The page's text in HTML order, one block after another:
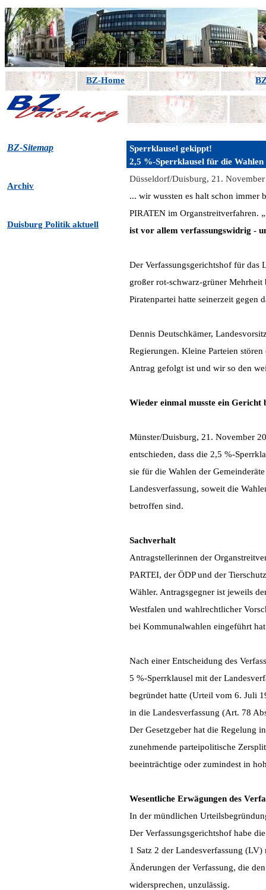
BZ-Home
BZ-Sitemap
Archiv
Duisburg Politik aktuell
Sperrklausel gekippt!
2,5 %-Sperrklausel für die
Düsseldorf/Duisburg, 21.
... wir wussten es halt schon immer
PIRATEN im Organstreitverfahren.
ist vor allem verfassungswidrig -
Der Verfassungsgerichtshof für das
großer rot-schwarz-grüner
Piratenpartei hatte seinerzeit gegen
Dennis Deutschkämer,
Regierungen. Kleine Parteien
Antrag gefolgt ist und wir so den
Wieder einmal musste ein Gericht
Münster/Duisburg, 21. November
entschieden, dass die 2,5 %-
sie für die Wahlen der
Landesverfassung, soweit die
betroffen sind.
Sachverhalt
Antragstellerinnen der
PARTEI, der ÖDP und der
Wähler. Antragsgegner ist jeweils
Westfalen und wahlrechtlicher
bei Kommunalwahlen eingeführt
Nach einer Entscheidung des
5 %-Sperrklausel mit der
begründet hatte (Urteil vom 6. Juli
in die Landesverfassung (Art. 78
Der Gesetzgeber hat die Regelung
zunehmende parteipolitische
beeinträchtige oder zumindest in
Wesentliche Erwägungen des
In der mündlichen
Der Verfassungsgerichtshof habe
1 Satz 2 der Landesverfassung
Änderungen der Verfassung, die
widersprechen, unzulässig.